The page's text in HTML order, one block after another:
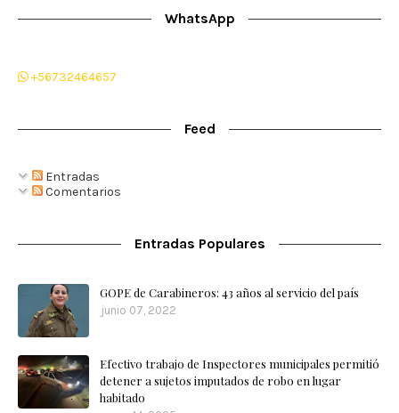
WhatsApp
+56732464657
Feed
Entradas
Comentarios
Entradas Populares
GOPE de Carabineros: 43 años al servicio del país
junio 07, 2022
Efectivo trabajo de Inspectores municipales permitió
detener a sujetos imputados de robo en lugar
habitado